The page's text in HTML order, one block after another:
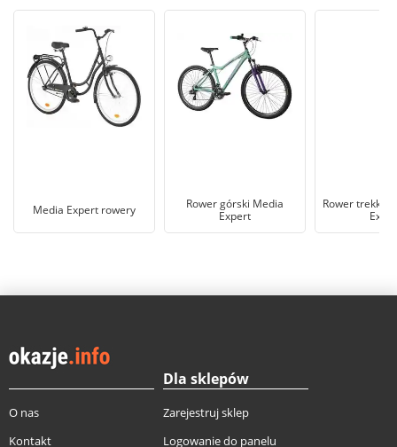
Media Expert rowery
Rower górski Media
Expert
Rower
O nas
Kontakt
Dla sklepów
Zarejestruj sklep
Logowanie do panelu